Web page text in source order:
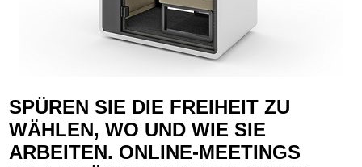
SPÜREN SIE DIE FREIHEIT ZU
WÄHLEN, WO UND WIE SIE
ARBEITEN. ONLINE-MEETINGS